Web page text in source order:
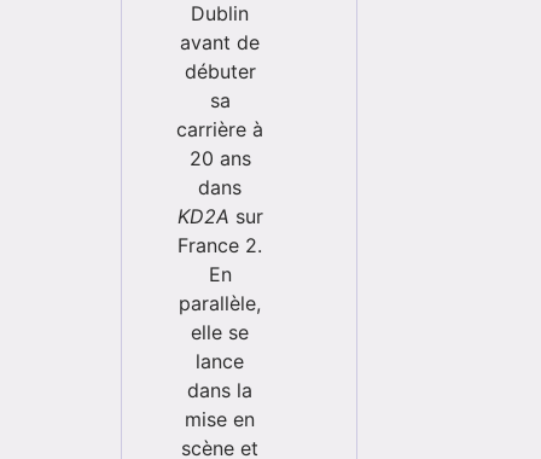
Dublin
avant de
débuter
sa
carrière à
20 ans
dans
KD2A sur
France 2.
En
parallèle,
elle se
lance
dans la
mise en
scène et